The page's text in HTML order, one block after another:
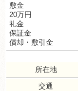
敷金
20万円
礼金
保証金
償却・敷引金
所在地
交通